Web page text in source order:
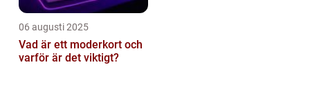
06 augusti 2025
Vad är ett moderkort och
varför är det viktigt?